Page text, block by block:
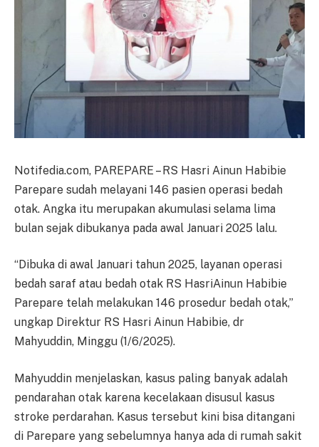
Notifedia.com, PAREPARE – RS Hasri Ainun Habibie
Parepare sudah melayani 146 pasien operasi bedah
otak. Angka itu merupakan akumulasi selama lima
bulan sejak dibukanya pada awal Januari 2025 lalu.
“Dibuka di awal Januari tahun 2025, layanan operasi
bedah saraf atau bedah otak RS HasriAinun Habibie
Parepare telah melakukan 146 prosedur bedah otak,”
ungkap Direktur RS Hasri Ainun Habibie, dr
Mahyuddin, Minggu (1/6/2025).
Mahyuddin menjelaskan, kasus paling banyak adalah
pendarahan otak karena kecelakaan disusul kasus
stroke perdarahan. Kasus tersebut kini bisa ditangani
di Parepare yang sebelumnya hanya ada di rumah sakit